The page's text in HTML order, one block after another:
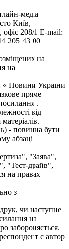
медіа –
Київ,
208/1 E-mail:
205-43-00
на
на
« Новини України
пряме
.
від
- повинна бути
абзаці
"Заява",
"Тест-драйв",
на правах
з
чи наступне
на
забороняється.
є автор